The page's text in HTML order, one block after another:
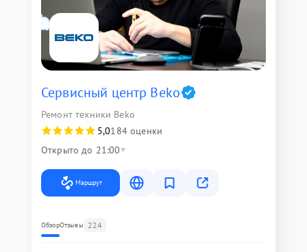
Сервисный центр Beko
Ремонт техники Beko
5,0184 оценки
Открыто до 21:00
Маршрут
ОбзорОтзывы 224